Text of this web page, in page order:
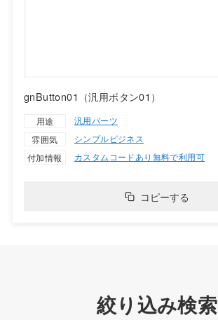
gnButton01（汎用ボタン01）
用途
汎用パーツ
雰囲気
シンプルビジネス
付加情報
カスタムコードあり 無料で利用可
コピーする
絞り込み検索